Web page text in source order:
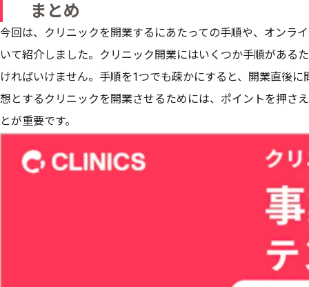
まとめ
今回は、クリニックを開業するにあたっての手順や、オンラ
いて紹介しました。クリニック開業にはいくつか手順がある
ければいけません。手順を1つでも疎かにすると、開業直後
想とするクリニックを開業させるためには、ポイントを押さ
とが重要です。